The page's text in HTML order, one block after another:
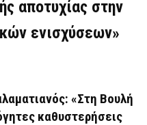
αποτυχίας στην
ενισχύσεων»
«Στη Βουλή
καθυστερήσεις